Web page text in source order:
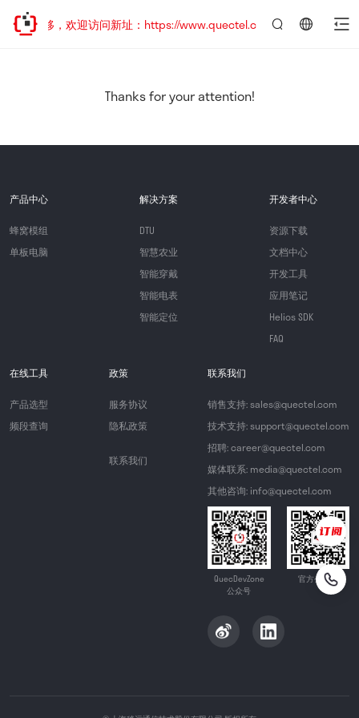
址已迁移，欢迎访问新址：https://www.quectel.com.cn
Thanks for your attention!
产品中心
蜂窝模组
单板电脑
解决方案
DTU
智慧农业
智能穿戴
智能电表
智能定位
开发者中心
资源下载
文档中心
开发工具
应用笔记
Helios SDK
FAQ
在线工具
产品选型
频段查询
政策
服务协议
隐私政策
联系我们
联系我们
销售支持: sales@quectel.com
技术支持: support@quectel.com
招聘: career@quectel.com
媒体联系: media@quectel.com
其他咨询: info@quectel.com
QuecDevZone
公众号
官方公众号